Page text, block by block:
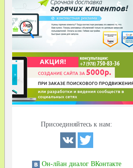
Присоединяйтесь к нам:
Он-лйан диалог ВКонтакте